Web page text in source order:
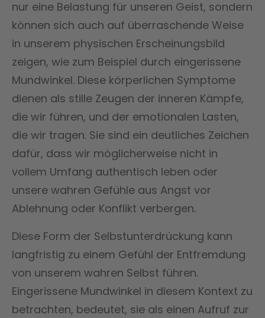
nur eine Belastung für unseren Geist, sondern
können sich auch auf überraschende Weise
in unserem physischen Erscheinungsbild
zeigen, wie zum Beispiel durch eingerissene
Mundwinkel. Diese körperlichen Symptome
dienen als stille Zeugen der inneren Kämpfe,
die wir führen, und der emotionalen Lasten,
die wir tragen. Sie sind ein deutliches Zeichen
dafür, dass wir möglicherweise nicht in
vollem Umfang authentisch leben oder
unsere wahren Gefühle aus Angst vor
Ablehnung oder Konflikt verbergen.
Diese Form der Selbstunterdrückung kann
langfristig zu einem Gefühl der Entfremdung
von unserem wahren Selbst führen.
Eingerissene Mundwinkel in diesem Kontext zu
betrachten, bedeutet, sie als einen Aufruf zur